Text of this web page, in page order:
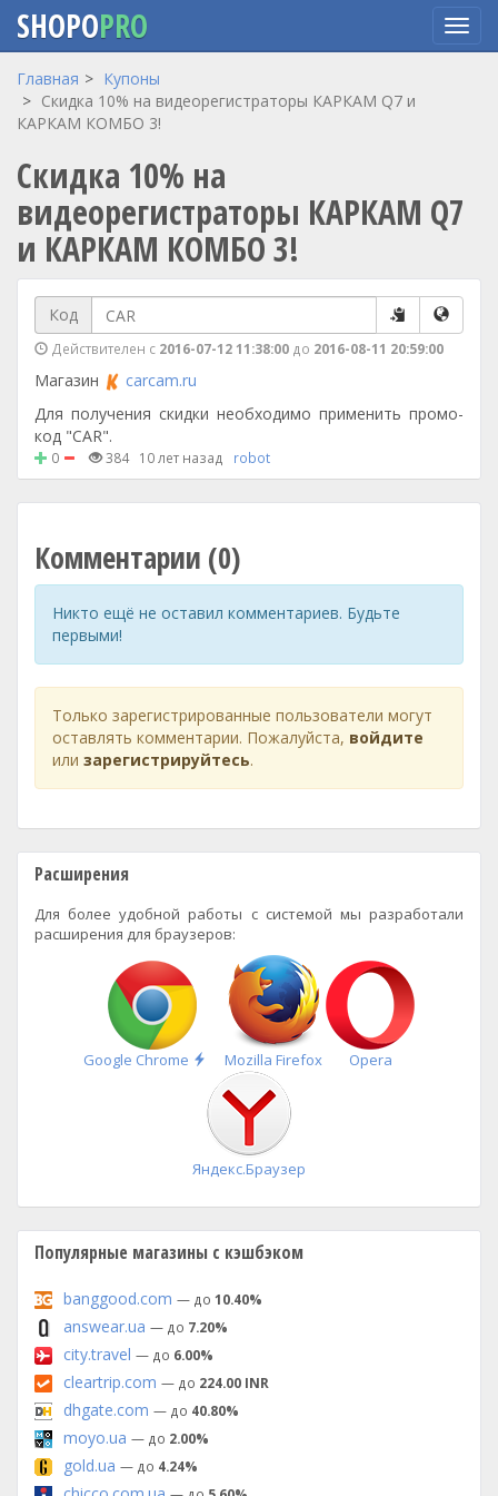
Перейти
основному
SHOPOPRO
Главная
Купоны
Скидка 10% на видеорегистраторы КАРКАМ Q7 и
КАРКАМ КОМБО 3!
Скидка 10% на
видеорегистраторы КАРКАМ Q7
и КАРКАМ КОМБО 3!
Код
Действителен с 2016-07-12 11:38:00 до 2016-08-11 20:59:00
Магазин
carcam.ru
Для получения скидки необходимо применить промо-
код "CAR".
0 384 10 лет назад robot
Комментарии (0)
Никто ещё не оставил комментариев. Будьте
первыми!
Только зарегистрированные пользователи могут
оставлять комментарии. Пожалуйста, войдите
или зарегистрируйтесь.
Расширения
Для более удобной работы с системой мы разработали
расширения для браузеров:
Google Chrome
Быстрая
установка
Mozilla Firefox Opera
Яндекс.Браузер
Популярные магазины с кэшбэком
banggood.com — до 10.40%
answear.ua — до 7.20%
city.travel — до 6.00%
cleartrip.com — до 224.00 INR
dhgate.com — до 40.80%
moyo.ua — до 2.00%
gold.ua — до 4.24%